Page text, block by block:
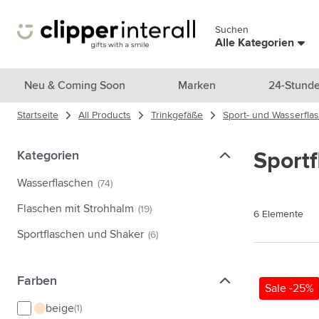
Menü überspringen
Suchen
Alle Kategorien
Alle Produkte anzeigen
Neu & Ausgewählt
Untermenü für Kategorie
Themen
Trinkgefäße
Taschen & Reisen
Untermenü für Kategorie
Neu & Coming Soon Marken 24-
Startseite All Products Trinkgefäße Sport- und
Kategorien
Kategorien
Wasserflaschen (74)
Flaschen mit Strohhalm (19)
Sportflaschen und Shaker (6)
Farben
Farben
beige(1)
6 Elemente
Sale -25%